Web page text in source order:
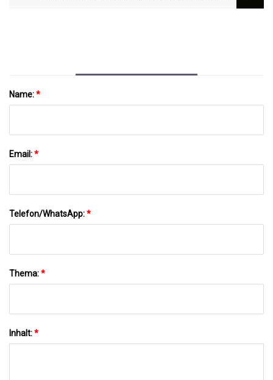
Name:*
Email:*
Telefon/WhatsApp:*
Thema:*
Inhalt:*